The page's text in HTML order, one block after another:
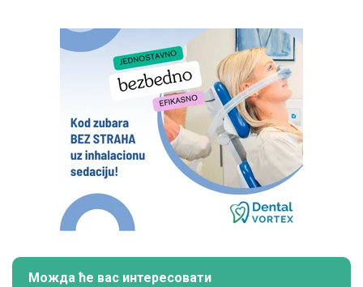
Можда ће вас интересовати